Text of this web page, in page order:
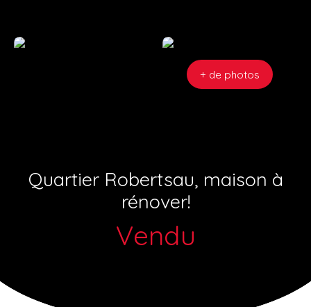
+ de photos
Quartier Robertsau, maison à
rénover!
Vendu